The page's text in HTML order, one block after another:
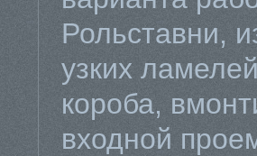
Рольставни,
узких
короба,
входной